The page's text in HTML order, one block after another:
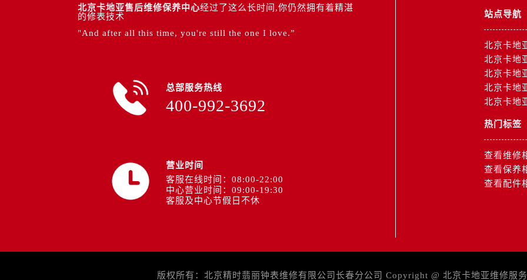
北京卡地亚售后维修保养中心经过了这么长时间,你仍然拥有着精湛
的修表技术
"And after all this time, you're still the one I love.”
总部服务热线
400-992-3692
营业时间
客服在线时间：08:00-22:00
中心营业时间：09:00-19:30
客服及中心节假日不休
站点导航
北京卡地
北京卡地
北京卡地
北京卡地
北京卡地
热门标签
查看维修
查看保养
查看配件
版权所有：北京精时翡丽钟表维修有限公司长春分公司 Copyright @ 北京卡地亚维修服